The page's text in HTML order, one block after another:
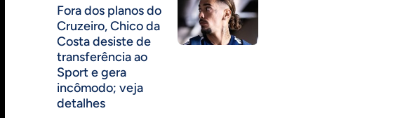
Fora dos planos do
Cruzeiro, Chico da
Costa desiste de
transferência ao
Sport e gera
incômodo; veja
detalhes